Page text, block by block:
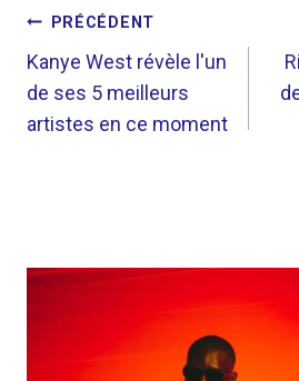
NAVIGATION
DE
L’ARTICLE
PRÉCÉDENT
Kanye West révèle l'un
de ses 5 meilleurs
artistes en ce moment